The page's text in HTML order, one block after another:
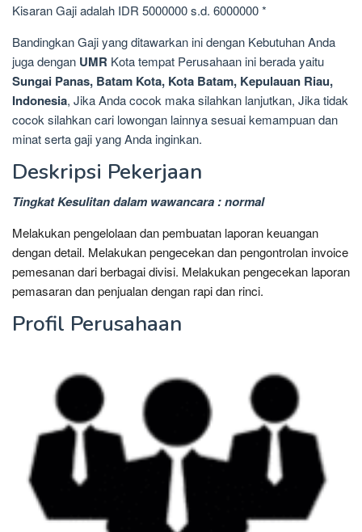
Kisaran Gaji adalah IDR 5000000 s.d. 6000000 *
Bandingkan Gaji yang ditawarkan ini dengan Kebutuhan Anda
juga dengan UMR Kota tempat Perusahaan ini berada yaitu
Sungai Panas, Batam Kota, Kota Batam, Kepulauan Riau,
Indonesia, Jika Anda cocok maka silahkan lanjutkan, Jika tidak
cocok silahkan cari lowongan lainnya sesuai kemampuan dan
minat serta gaji yang Anda inginkan.
Deskripsi Pekerjaan
Tingkat Kesulitan dalam wawancara : normal
Melakukan pengelolaan dan pembuatan laporan keuangan
dengan detail. Melakukan pengecekan dan pengontrolan invoice
pemesanan dari berbagai divisi. Melakukan pengecekan laporan
pemasaran dan penjualan dengan rapi dan rinci.
Profil Perusahaan